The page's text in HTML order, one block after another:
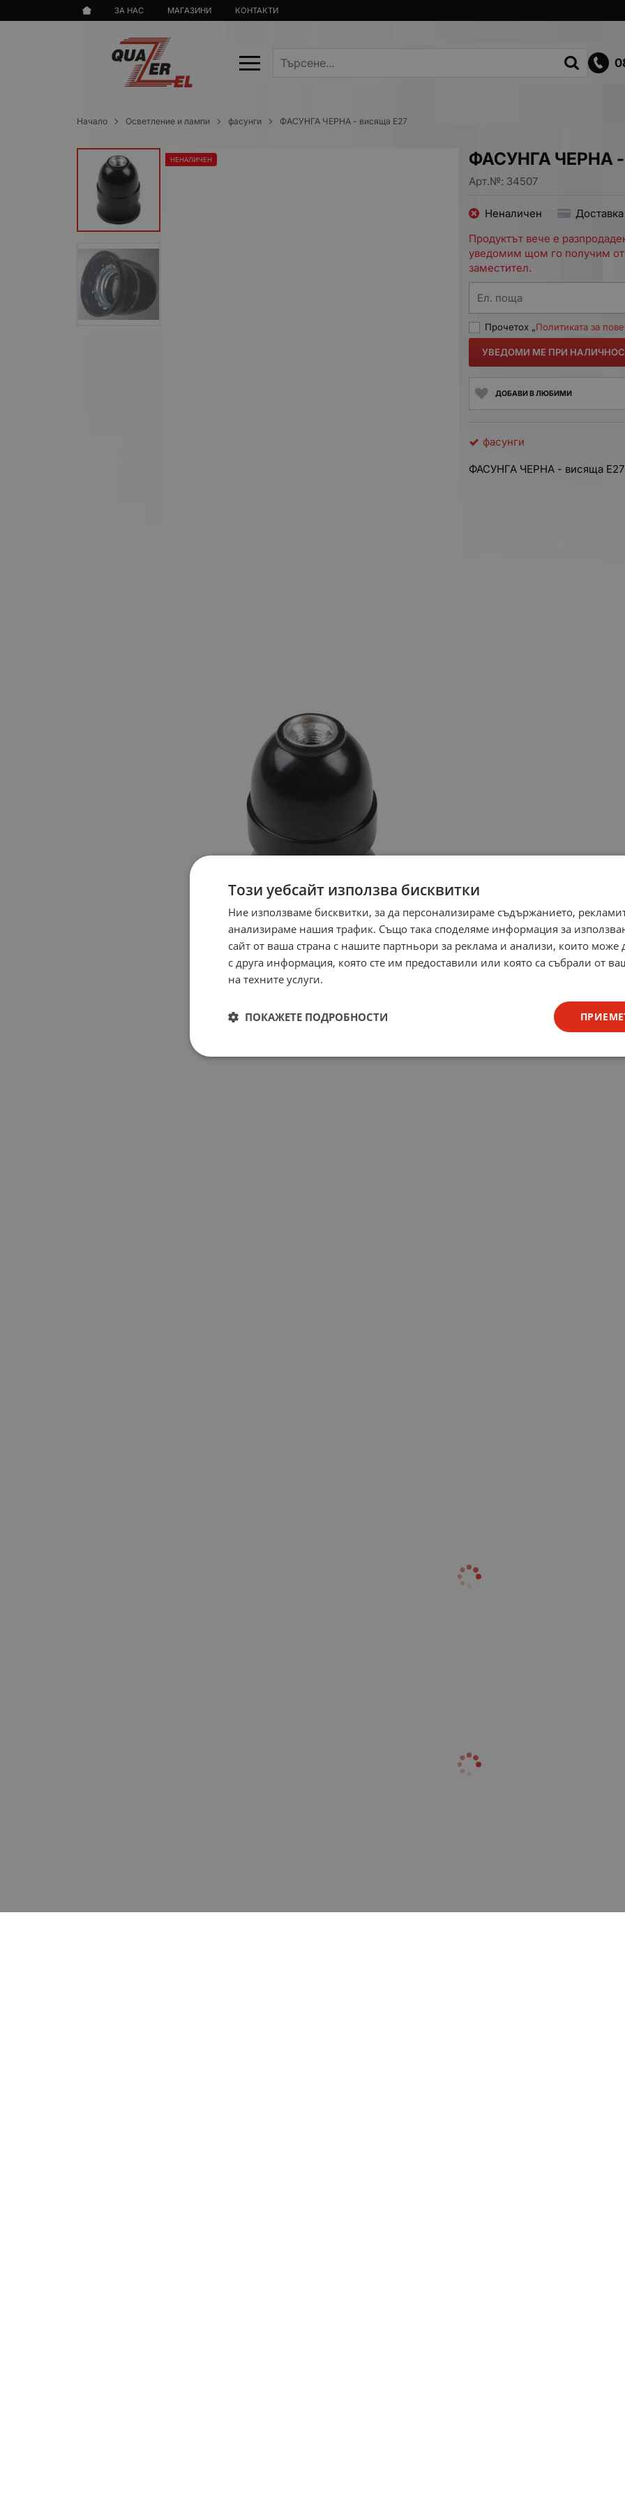
ЗА НАС МАГАЗИНИ КОНТАКТИ
Начало Осветление и лампи фасунги ФАСУНГА ЧЕРНА - висяща E27
ФАСУНГА ЧЕРНА -
Арт.№: 34507
НЕНАЛИЧЕН
Неналичен
Продуктът вече е
уведомим щом го получим
заместител.
Ел. поща
Прочетох „Политиката за
УВЕДОМИ МЕ ПРИ
ДОБАВИ В ЛЮБИМИ
фасунги
ФАСУНГА ЧЕРНА - висяща E27
Този уебсайт използва бисквитки
Ние използваме бисквитки, за да персонализираме съдържанието,
анализираме нашия трафик. Също така споделяме информация за
сайт от ваша страна с нашите партньори за реклама и анализи, които може
с друга информация, която сте им предоставили или която са събрали от
на техните услуги.
ПОКАЖЕТЕ ПОДРОБНОСТИ